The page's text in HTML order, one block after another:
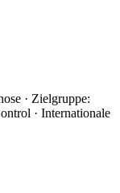
· Zielgruppe:
· Internationale